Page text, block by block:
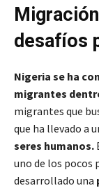
desafíos
Nigeria se ha
migrantes
migrantes que
que ha llevado a
seres humanos.
uno de los pocos
desarrollado una